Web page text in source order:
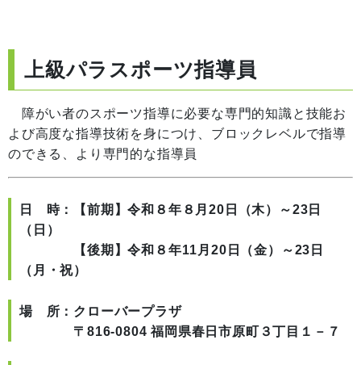
上級パラスポーツ指導員
障がい者のスポーツ指導に必要な専門的知識と技能お
よび高度な指導技術を身につけ、ブロックレベルで指導
のできる、より専門的な指導員
日 時：【前期】令和８年８月20日（木）～23日
（日）
【後期】令和８年11月20日（金）～23日
（月・祝）
場 所：クローバープラザ
〒816-0804 福岡県春日市原町３丁目１－７